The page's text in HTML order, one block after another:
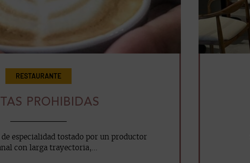
RESTAURANTE
PROHIBIDAS
especialidad tostado por un productor
con larga trayectoria,...